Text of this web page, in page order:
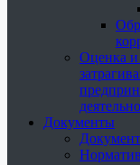
Оценка и
Документы